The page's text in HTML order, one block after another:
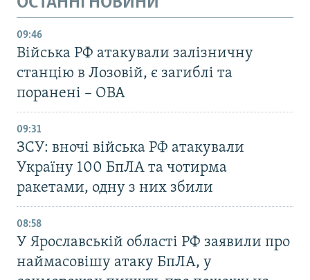
09:46
Війська РФ атакували залізничну
станцію в Лозовій, є загиблі та
поранені – ОВА
09:31
ЗСУ: вночі війська РФ атакували
Україну 100 БпЛА та чотирма
ракетами, одну з них збили
08:58
У Ярославській області РФ заявили про
наймасовішу атаку БпЛА, у